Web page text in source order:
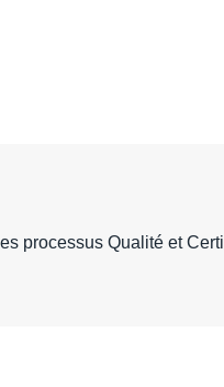
processus Qualité et